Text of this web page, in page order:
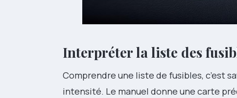
Interpréter la liste des
Comprendre une liste de fusibles, c’est
intensité. Le manuel donne une carte